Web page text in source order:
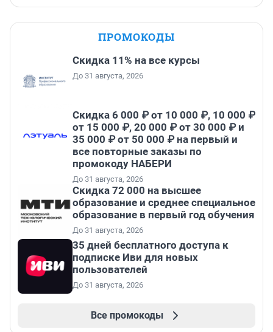
ПРОМОКОДЫ
Скидка 11% на все курсы
До 31 августа, 2026
Скидка 6 000 ₽ от 10 000 ₽, 10 000 ₽
от 15 000 ₽, 20 000 ₽ от 30 000 ₽ и
35 000 ₽ от 50 000 ₽ на первый и
все повторные заказы по
промокоду НАБЕРИ
До 31 августа, 2026
Скидка 72 000 на высшее
образование и среднее специальное
образование в первый год обучения
До 31 августа, 2026
35 дней бесплатного доступа к
подписке Иви для новых
пользователей
До 31 августа, 2026
Все промокоды